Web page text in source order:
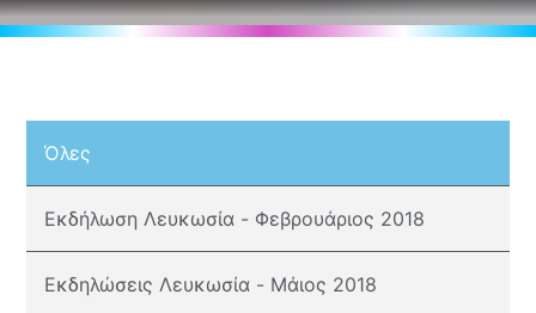
Όλες
Εκδήλωση Λευκωσία - Φεβρουάριος 2018
Εκδηλώσεις Λευκωσία - Μάιος 2018